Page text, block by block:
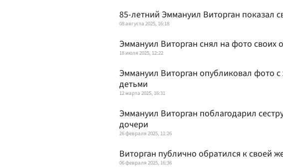
85-летний Эммануил Виторган показал
08 августа 2025, 16:18
Эммануил Виторган снял на фото
18 июля 2025, 12:22
Эммануил Виторган опубликовал фото
детьми
12 марта 2025, 16:31
Эммануил Виторган поблагодарил
дочери
26 февраля 2025, 11:26
Виторган публично обратился к своей
06 февраля 2025, 16:36